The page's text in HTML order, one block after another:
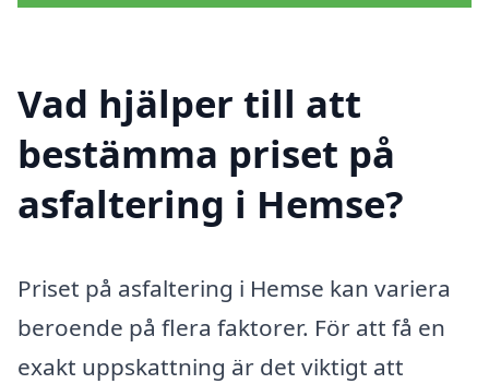
Vad hjälper till att
bestämma priset på
asfaltering i Hemse?
Priset på asfaltering i Hemse kan variera
beroende på flera faktorer. För att få en
exakt uppskattning är det viktigt att